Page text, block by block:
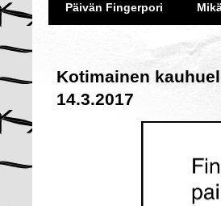
Päivän Fingerpori
Kotimainen
14.3.2017